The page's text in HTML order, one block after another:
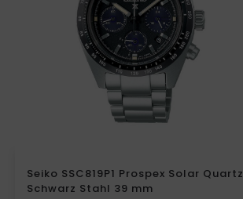
Seiko SSC819P1 Prospex Solar Quartz
Schwarz Stahl 39 mm